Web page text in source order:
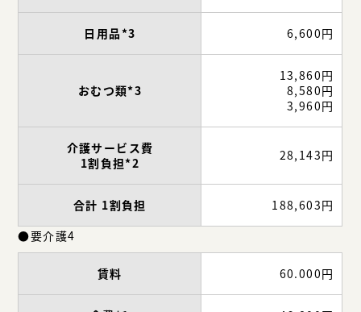
日用品*3 6,600円
おむつ類*3
13,860円
8,580円
3,960円
介護サービス費
1割負担*2
28,143円
合計 1割負担
188,603円
●要介護4
賃料 60.000円